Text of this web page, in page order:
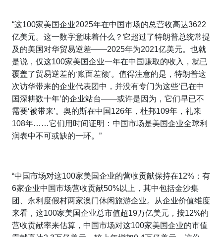
“这100家美国企业2025年在中国市场的总营收高达3622
亿美元。这一数字意味着什么？它超过了特朗普总统常提
及的美国对华贸易逆差——2025年为2021亿美元。也就
是说，仅这100家美国企业一年在中国赚取的收入，就已
覆盖了贸易逆差的‘账面差额’。值得注意的是，特朗普这
次访华带来的企业代表团中，并没有专门为这些‘已在中
国深耕数十年’的企业站台——或许是因为，它们早已不
需要‘被带来’。奥的斯在中国126年，杜邦109年，礼来
108年……它们用时间证明：中国市场是美国企业全球利
润表中不可或缺的一环。”
“中国市场对这100家美国企业的营收贡献保持在12%；有
6家企业中国市场营收贡献50%以上，其中包括金沙集
团、永利度假村两家澳门休闲旅游企业。从企业价值维度
来看，这100家美国企业总市值超19万亿美元，按12%的
营收贡献率来估算，中国市场对这100家美国企业的市值